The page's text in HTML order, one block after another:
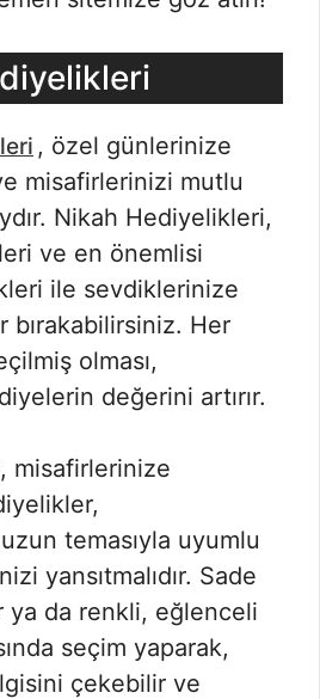
, özel günlerinize
misafirlerinizi mutlu
Nikah Hediyelikleri,
ve en önemlisi
ile sevdiklerinize
bırakabilirsiniz. Her
olması,
değerini artırır.
misafirlerinize
temasıyla uyumlu
yansıtmalıdır. Sade
ya da renkli, eğlenceli
seçim yaparak,
çekebilir ve